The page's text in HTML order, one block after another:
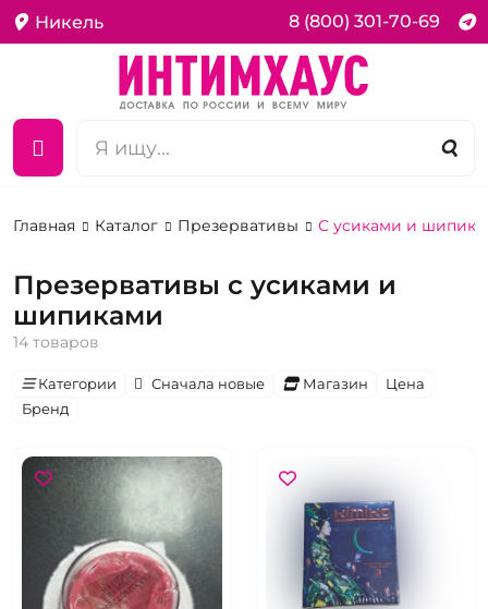
Никель 8 (800) 301-70-69
Главная Каталог Презервативы С усиками и
Презервативы с усиками и
шипиками
14 товаров
Категории Сначала новые Магазин
Цена
Бренд